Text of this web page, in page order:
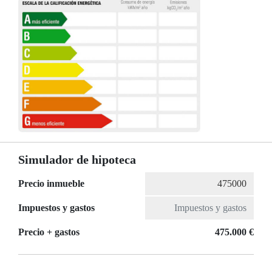
Simulador de hipoteca
Precio inmueble
Impuestos y gastos
Precio + gastos 475.000 €